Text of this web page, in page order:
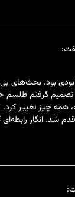
بود. بحث‌های
گرفتم طلسم
همه چیز تغییر
انگار رابطه‌ای